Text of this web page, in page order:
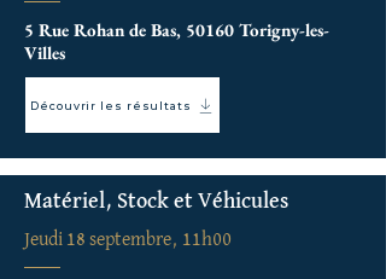
5 Rue Rohan de Bas, 50160 Torigny-les-
Villes
Découvrir les résultats
Matériel, Stock et Véhicules
Jeudi 18 septembre, 11h00